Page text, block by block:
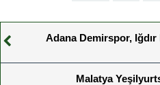
Adana Demirspor, Iğdır
Malatya